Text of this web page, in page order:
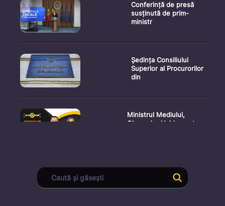
Conferință de presă
susținută de prim-
ministr
Ședința Consiliului
Superior al Procurorilor
din
Ministrul Mediului,
Gheorghe Hajder, este
Consultări publice privind
proiectul de lege pent